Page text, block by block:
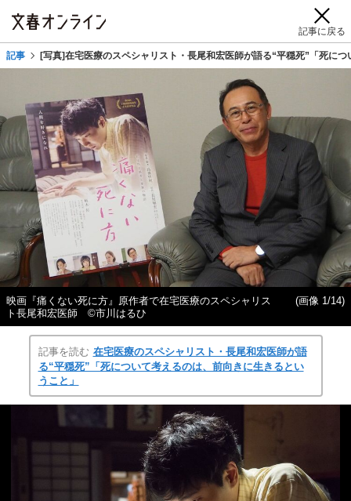
記事に戻る
記事 [写真]在宅医療のスペシャリスト・長尾和宏医師が語る“平穏死”「死に
映画『痛くない死に方』原作者で在宅医療のスペシャリス
ト長尾和宏医師 ©️市川はるひ
(画像 1/14)
記事を読む 在宅医療のスペシャリスト・長尾和宏医師が語
る“平穏死”「死について考えるのは、前向きに生きるとい
うこと」